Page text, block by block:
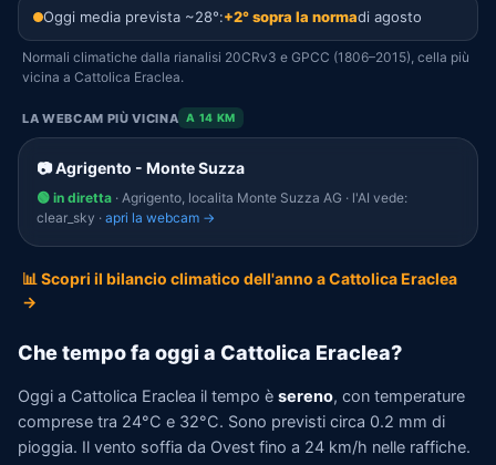
Oggi media prevista ~28°:+2° sopra la normadi agosto
Normali climatiche dalla rianalisi 20CRv3 e GPCC (1806–2015), cella più
vicina a Cattolica Eraclea.
LA WEBCAM PIÙ VICINA A 14 KM
📷 Agrigento - Monte Suzza
🟢 in diretta · Agrigento, localita Monte Suzza AG · l'AI vede:
clear_sky · apri la webcam →
📊 Scopri il bilancio climatico dell'anno a Cattolica Eraclea
→
Che tempo fa oggi a Cattolica Eraclea?
Oggi a Cattolica Eraclea il tempo è sereno, con temperature
comprese tra 24°C e 32°C. Sono previsti circa 0.2 mm di
pioggia. Il vento soffia da Ovest fino a 24 km/h nelle raffiche.